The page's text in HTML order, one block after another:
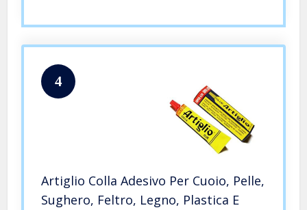
4
Artiglio Colla Adesivo Per Cuoio, Pelle,
Sughero, Feltro, Legno, Plastica E